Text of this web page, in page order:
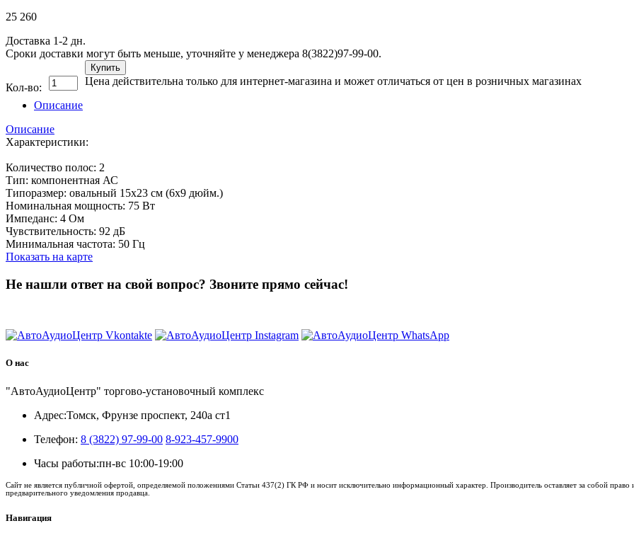
25 260
Доставка 1-2 дн.
Сроки доставки могут быть меньше, уточняйте у менеджера 8(3822)97-99-00.
Кол-во:
Купить
Цена действительна только для интернет-магазина и может отличаться от цен в розничных магазинах
Описание
Описание
Характеристики:
Количество полос: 2
Тип: компонентная АС
Типоразмер: овальный 15x23 см (6x9 дюйм.)
Номинальная мощность: 75 Вт
Импеданс: 4 Ом
Чувствительность: 92 дБ
Минимальная частота: 50 Гц
Показать на карте
Не нашли ответ на свой вопрос? Звоните прямо сейчас!
О нас
"АвтоАудиоЦентр" торгово-установочный комплекс
Адрес:Томск, Фрунзе проспект, 240а ст1
Телефон: 8 (3822) 97-99-00 8-923-457-9900
Часы работы:пн-вс 10:00-19:00
Сайт не является публичной офертой, определяемой положениями Статьи 437(2) ГК РФ и носит исключительно информационный характер. Производитель оставляет за собой право
предварительного уведомления продавца.
Навигация